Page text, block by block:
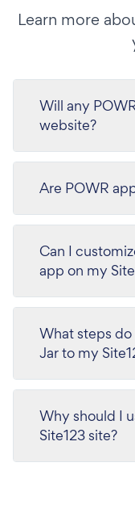
Learn more
Will any
website?
Are POWR
Can I
app on my
What steps
Jar to my
Why should I
Site123 site?